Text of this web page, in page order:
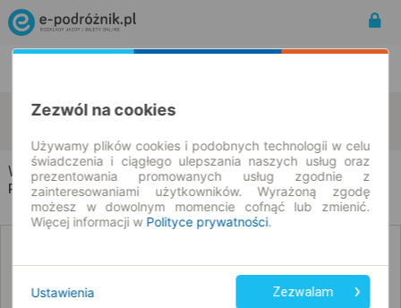
Wielowieś
Jankowo Dolne
Wielowieś → Jankowo Dolne
Rozkład jazdy i bilety
połączenia z przesiadkami.
Zezwól na cookies
Używamy plików cookies i podobnych technologii w celu
świadczenia i ciągłego ulepszania naszych usług oraz
prezentowania promowanych usług zgodnie z
zainteresowaniami użytkowników. Wyrażoną zgodę
możesz w dowolnym momencie cofnąć lub zmienić.
Więcej informacji w Polityce prywatności.
Ustawienia Zezwalam